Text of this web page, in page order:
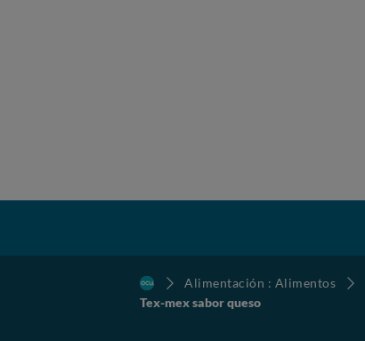
Alimentación : Alimentos
Tex-mex sabor queso